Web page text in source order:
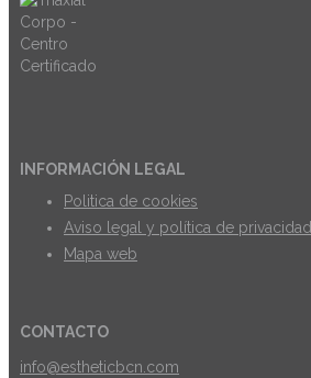
INFORMACIÓN LEGAL
Politica de cookies
Aviso legal y política de privacidad
Mapa web
CONTACTO
info@estheticbcn.com